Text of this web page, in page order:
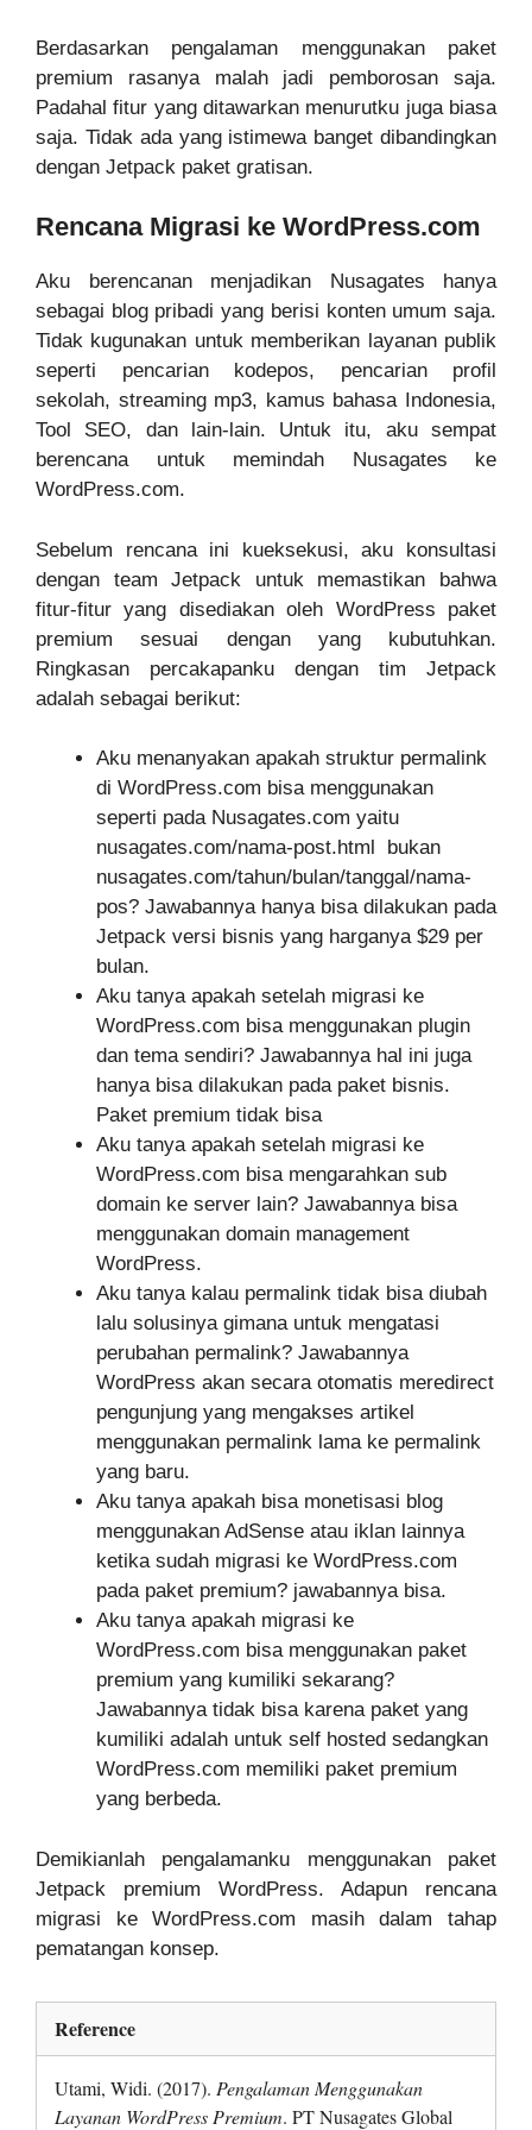
Berdasarkan pengalaman menggunakan paket
premium rasanya malah jadi pemborosan saja.
Padahal fitur yang ditawarkan menurutku juga biasa
saja. Tidak ada yang istimewa banget dibandingkan
dengan Jetpack paket gratisan.
Rencana Migrasi ke WordPress.com
Aku berencanan menjadikan Nusagates hanya
sebagai blog pribadi yang berisi konten umum saja.
Tidak kugunakan untuk memberikan layanan publik
seperti pencarian kodepos, pencarian profil
sekolah, streaming mp3, kamus bahasa Indonesia,
Tool SEO, dan lain-lain. Untuk itu, aku sempat
berencana untuk memindah Nusagates ke
WordPress.com.
Sebelum rencana ini kueksekusi, aku konsultasi
dengan team Jetpack untuk memastikan bahwa
fitur-fitur yang disediakan oleh WordPress paket
premium sesuai dengan yang kubutuhkan.
Ringkasan percakapanku dengan tim Jetpack
adalah sebagai berikut:
Aku menanyakan apakah struktur permalink
di WordPress.com bisa menggunakan
seperti pada Nusagates.com yaitu
nusagates.com/nama-post.html bukan
nusagates.com/tahun/bulan/tanggal/nama-
pos? Jawabannya hanya bisa dilakukan pada
Jetpack versi bisnis yang harganya $29 per
bulan.
Aku tanya apakah setelah migrasi ke
WordPress.com bisa menggunakan plugin
dan tema sendiri? Jawabannya hal ini juga
hanya bisa dilakukan pada paket bisnis.
Paket premium tidak bisa
Aku tanya apakah setelah migrasi ke
WordPress.com bisa mengarahkan sub
domain ke server lain? Jawabannya bisa
menggunakan domain management
WordPress.
Aku tanya kalau permalink tidak bisa diubah
lalu solusinya gimana untuk mengatasi
perubahan permalink? Jawabannya
WordPress akan secara otomatis meredirect
pengunjung yang mengakses artikel
menggunakan permalink lama ke permalink
yang baru.
Aku tanya apakah bisa monetisasi blog
menggunakan AdSense atau iklan lainnya
ketika sudah migrasi ke WordPress.com
pada paket premium? jawabannya bisa.
Aku tanya apakah migrasi ke
WordPress.com bisa menggunakan paket
premium yang kumiliki sekarang?
Jawabannya tidak bisa karena paket yang
kumiliki adalah untuk self hosted sedangkan
WordPress.com memiliki paket premium
yang berbeda.
Demikianlah pengalamanku menggunakan paket
Jetpack premium WordPress. Adapun rencana
migrasi ke WordPress.com masih dalam tahap
pematangan konsep.
Reference
Utami, Widi. (2017). Pengalaman Menggunakan
Layanan WordPress Premium. PT Nusagates Global